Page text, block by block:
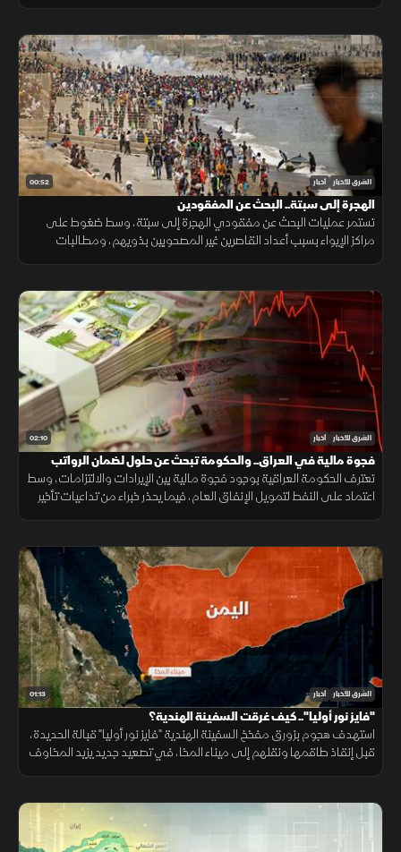
00:52 الشرق للأخبار أخبار
الهجرة إلى سبتة.. البحث عن المفقودين
تستمر عمليات البحث عن مفقودي الهجرة إلى سبتة، وسط ضغوط على
مراكز الإيواء بسبب أعداد القاصرين غير المصحوبين بذويهم، ومطالبات
02:10 الشرق للأخبار أخبار
فجوة مالية في العراق.. والحكومة تبحث عن حلول لضمان الرواتب
تعترف الحكومة العراقية بوجود فجوة مالية بين الإيرادات والالتزامات، وسط
اعتماد على النفط لتمويل الإنفاق العام، فيما يحذر خبراء من تداعيات تأخير
01:13 الشرق للأخبار أخبار
"فايز نور أوليا".. كيف غرقت السفينة الهندية؟
استهدف هجوم بزورق مفخخ السفينة الهندية "فايز نور أوليا" قبالة الحديدة،
قبل إنقاذ طاقمها ونقلهم إلى ميناء المخا، في تصعيد جديد يزيد المخاوف